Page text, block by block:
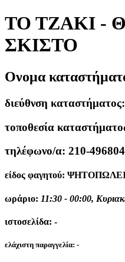
ΤΟ ΤΖΑΚΙ -
ΣΚΙΣΤΟ
Ονομα
διεύθνση καταστήματος:
τοποθεσία
τηλέφωνο/α: 210-
είδος φαγητού:
ωράριο: 11:30 - 00:00,
ιστοσελίδα: -
ελάχιστη παραγγελία: -